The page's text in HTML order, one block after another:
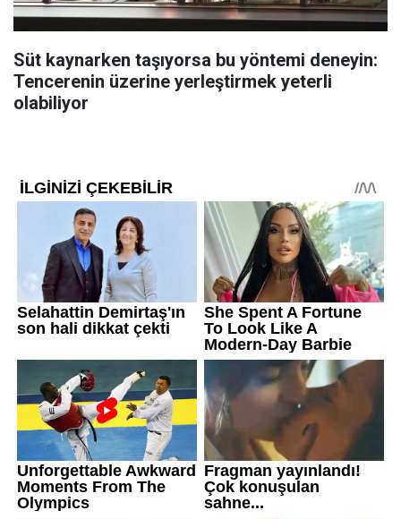
Süt kaynarken taşıyorsa bu yöntemi deneyin:
Tencerenin üzerine yerleştirmek yeterli
olabiliyor